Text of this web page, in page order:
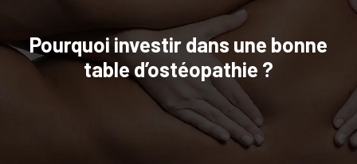
Pourquoi investir dans une bonne
table d’ostéopathie ?